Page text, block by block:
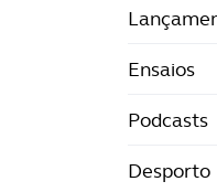
Ensaios
Podcasts
Desporto